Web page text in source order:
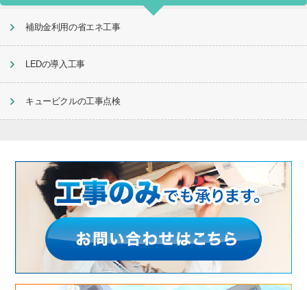
補助金利用の省エネ工事
LEDの導入工事
キュービクルの工事点検